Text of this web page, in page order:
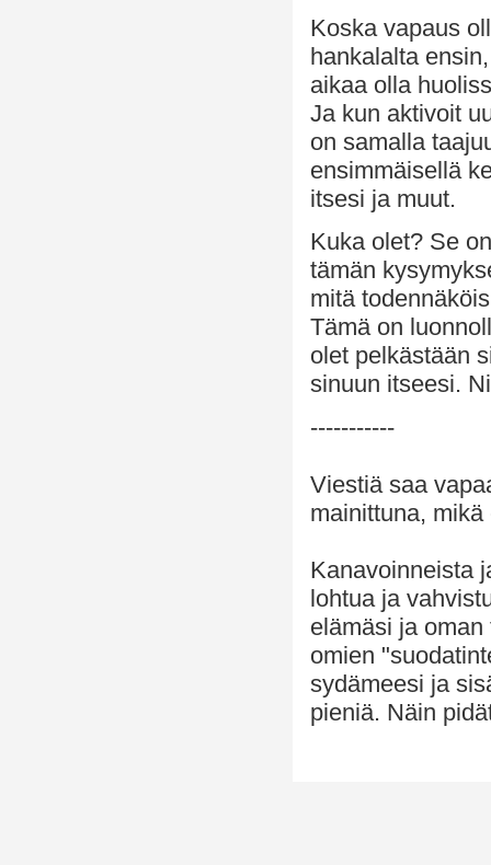
Koska vapaus
hankalalta
aikaa olla
Ja kun aktivoit
on samalla
ensimmäisellä
itsesi ja muut.
Kuka olet? Se
tämän
mitä
Tämä on
olet pelkästään
sinuun itseesi.
-----------
Viestiä saa
mainittuna,
Kanavoinneista
lohtua ja
elämäsi ja
omien
sydämeesi ja
pieniä. Näin